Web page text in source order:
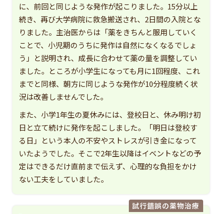
に、前回と同じような発作が起こりました。15分以上
続き、再び大学病院に救急搬送され、2日間の入院とな
りました。主治医からは「薬をきちんと服用していく
ことで、小児期のうちに発作は自然になくなるでしょ
う」と説明され、成長に合わせて薬の量を調整してい
ました。ところが小学生になっても月に1回程度、これ
までと同様、朝方に同じような発作が10分程度続く状
況は改善しませんでした。
また、小学1年生の夏休みには、登校日と、休み明け初
日と立て続けに発作を起こしました。「明日は登校す
る日」という本人の不安やストレスが引き金になって
いたようでした。そこで2年生以降はイベントなどの予
定はできるだけ直前まで伝えず、心理的な負担をかけ
ない工夫をしていました。
試行錯誤の薬物治療